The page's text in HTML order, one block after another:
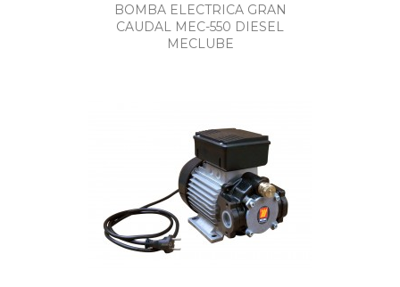
BOMBA ELECTRICA GRAN
CAUDAL MEC-550 DIESEL
MECLUBE